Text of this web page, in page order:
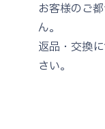
お客様のご
ん。
返品・交換
さい。